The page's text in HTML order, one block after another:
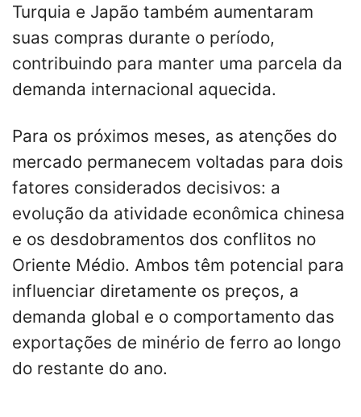
Turquia e Japão também aumentaram
suas compras durante o período,
contribuindo para manter uma parcela da
demanda internacional aquecida.
Para os próximos meses, as atenções do
mercado permanecem voltadas para dois
fatores considerados decisivos: a
evolução da atividade econômica chinesa
e os desdobramentos dos conflitos no
Oriente Médio. Ambos têm potencial para
influenciar diretamente os preços, a
demanda global e o comportamento das
exportações de minério de ferro ao longo
do restante do ano.